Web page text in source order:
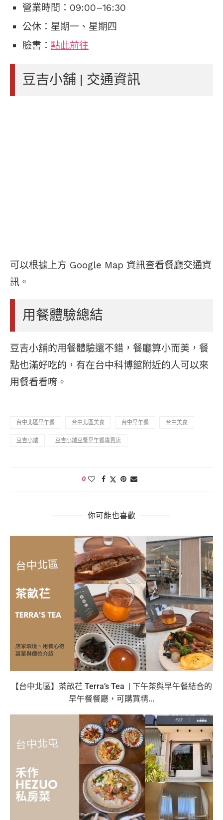
營業時間：09:00–16:30
公休：星期一、星期四
臉書： 點此前往
豆吉小舖 | 交通資訊
可以根據上方 Google Map 資訊查看餐廳交通資
訊。
用餐體驗總結
豆吉小舖的用餐體驗還不錯，餐廳算小而美，餐
點也滿好吃的，有在台中科博館附近的人可以來
用餐看看唷。
台中北區早午餐 台中北區美食 台中早午餐 台中美食
豆吉小舖 豆吉小舖豆漿早午餐專賣店
0
你可能也喜歡
【台中北區】茶畝芢 Terra’s Tea | 下午茶與早午餐結合的
早午餐餐廳，可購買精...